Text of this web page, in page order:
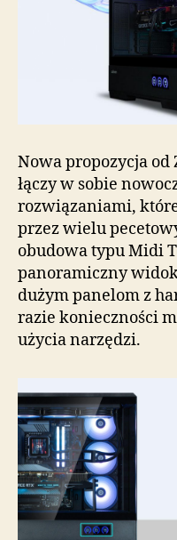
Nowa propozycja od
łączy w sobie
rozwiązaniami,
przez wielu
obudowa typu Midi
panoramiczny
dużym panelom z
razie konieczności
użycia narzędzi.